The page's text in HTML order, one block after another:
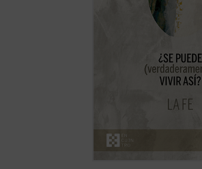
presencia; ...(ver ficha)